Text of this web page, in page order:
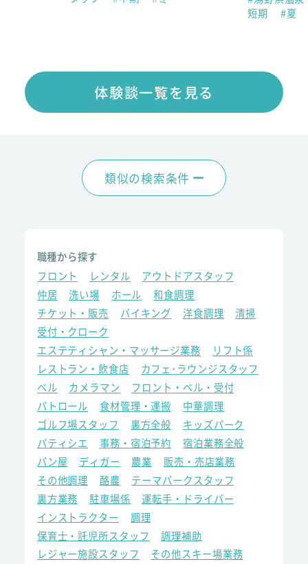
短期
#夏
体験談一覧を見る
類似の検索条件
職種から探す
フロント
レンタル
アウトドアスタッフ
仲居
洗い場 ホール
和食調理
チケット・販売
バイキング 洋食調理
清掃
受付・クローク
エステティシャン・マッサージ業務
リフト係
レストラン・飲食店
カフェ･ラウンジスタッフ
ベル
カメラマン
フロント・ベル・受付
パトロール
食材管理・運搬
中華調理
ゴルフ場スタッフ
裏方全般
キッズパーク
パティシエ
事務・宿泊予約
宿泊業務全般
パン屋
ディガー 農業
販売・売店業務
その他調理
酪農
テーマパークスタッフ
裏方業務
駐車場係
運転手・ドライバー
インストラクター
調理
保育士・託児所スタッフ
調理補助
レジャー施設スタッフ
その他スキー場業務